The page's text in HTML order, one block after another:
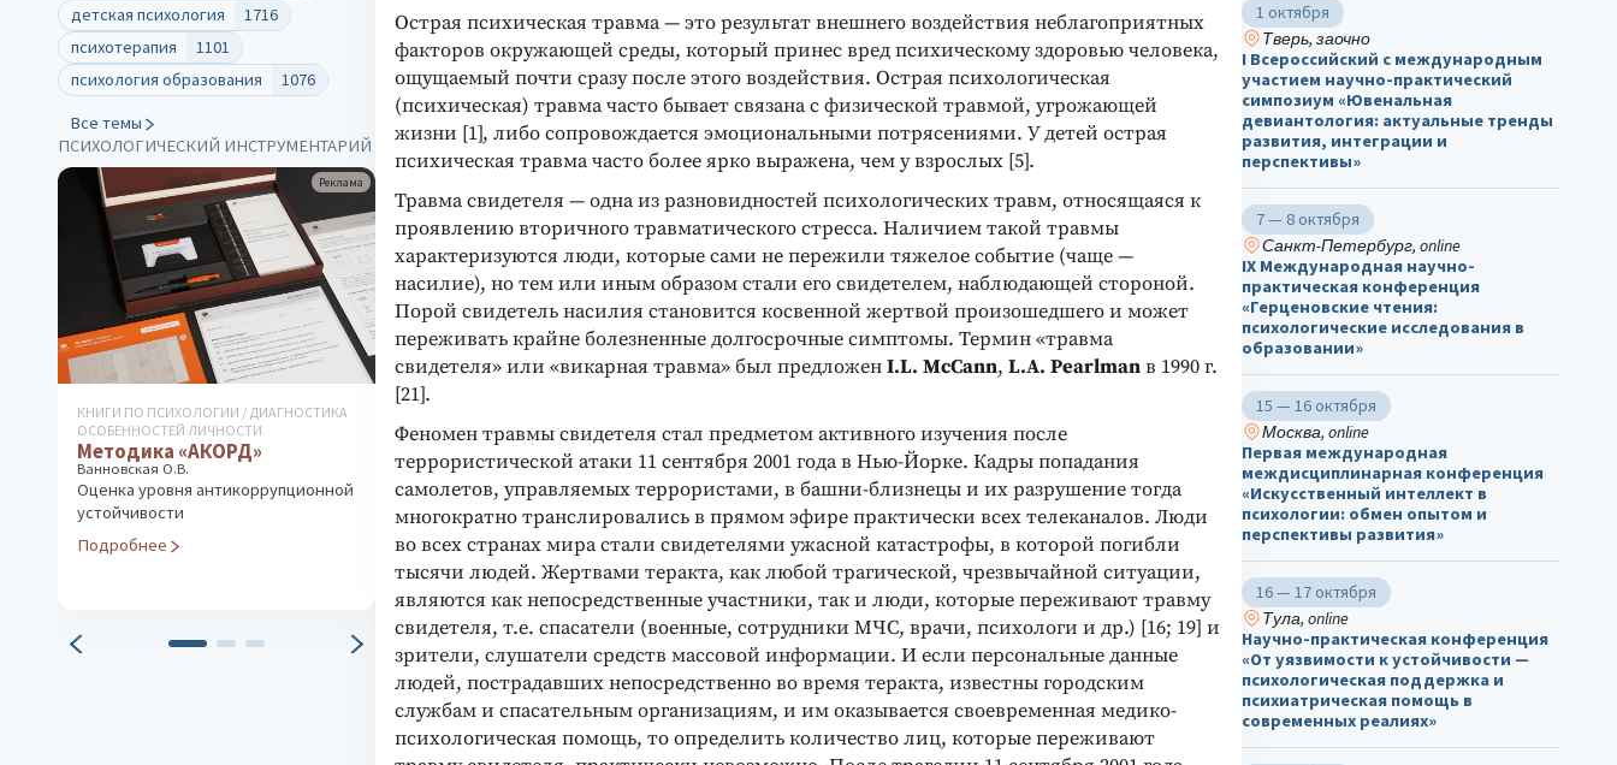
Острая психическая травма — это результат внешнего воздействия неблагоприятных
факторов окружающей среды, который принес вред психическому здоровью человека,
ощущаемый почти сразу после этого воздействия. Острая психологическая
(психическая) травма часто бывает связана с физической травмой, угрожающей
жизни [1], либо сопровождается эмоциональными потрясениями. У детей острая
психическая травма часто более ярко выражена, чем у взрослых [5].
Травма свидетеля — одна из разновидностей психологических травм, относящаяся к
проявлению вторичного травматического стресса. Наличием такой травмы
характеризуются люди, которые сами не пережили тяжелое событие (чаще —
насилие), но тем или иным образом стали его свидетелем, наблюдающей стороной.
Порой свидетель насилия становится косвенной жертвой произошедшего и может
переживать крайне болезненные долгосрочные симптомы. Термин «травма
свидетеля» или «викарная травма» был предложенI.L. McCann, L.A. Pearlmanв 1990 г.
[21].
Феномен травмы свидетеля стал предметом активного изучения после
террористической атаки 11 сентября 2001 года в Нью-Йорке. Кадры попадания
самолетов, управляемых террористами, в башни-близнецы и их разрушение тогда
многократно транслировались в прямом эфире практически всех телеканалов. Люди
во всех странах мира стали свидетелями ужасной катастрофы, в которой погибли
тысячи людей. Жертвами теракта, как любой трагической, чрезвычайной ситуации,
являются как непосредственные участники, так и люди, которые переживают травму
свидетеля, т.е. спасатели (военные, сотрудники МЧС, врачи, психологи и др.) [16; 19] и
зрители, слушатели средств массовой информации. И если персональные данные
людей, пострадавших непосредственно во время теракта, известны городским
службам и спасательным организациям, и им оказывается своевременная медико-
психологическая помощь, то определить количество лиц, которые переживают
детская психология
1716
психотерапия
1101
психология образования
1076
Все темы
ПСИХОЛОГИЧЕСКИЙ ИНСТРУМЕНТАРИЙ
Реклама
КНИГИ ПО ПСИХОЛОГИИ / ДИАГНОСТИКА
ОСОБЕННОСТЕЙ ЛИЧНОСТИ
Методика «АКОРД»
Ванновская О.В.
Оценка уровня антикоррупционной
устойчивости
Подробнее
СОСТОЯНИЯ И РАБОТОСПОСОБНОСТИ
Вариационная
хронорефлексометрия
Экспресс-диагностика
функционального состояния и
прогноз работоспособности
Подробнее
ТВОРЧЕСКИХ СПОСОБНОСТЕЙ
Тест Гилфорда
Диагностика уровня развития
социального интеллекта
Подробнее
1 октября
Тверь, заочно
I Всероссийский с международным
участием научно-практический
симпозиум «Ювенальная
девиантология: актуальные тренды
развития, интеграции и
перспективы»
7 — 8 октября
Санкт-Петербург, online
IX Международная научно-
практическая конференция
«Герценовские чтения:
психологические исследования в
образовании»
15 — 16 октября
Москва, online
Первая международная
междисциплинарная конференция
«Искусственный интеллект в
психологии: обмен опытом и
перспективы развития»
16 — 17 октября
Тула, online
Научно-практическая конференция
«От уязвимости к устойчивости —
психологическая поддержка и
психиатрическая помощь в
современных реалиях»